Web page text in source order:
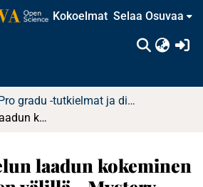
Kokoelmat Selaa Osuvaa
Pro gradu -tutkielmat ja diplomityöt (rajattu saatavuus)
Asiakaspalvelun laadun kokeminen paikkakuntien välillä - Mystery shopping -pohjainen analyysi palvelun laadun erosta Vaasan ja Seinäjoen välillä
laadun kokeminen